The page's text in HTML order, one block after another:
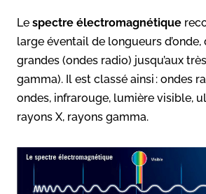
Le spectre électromagnétique
large éventail de longueurs
grandes (ondes radio) jusqu’aux
gamma). Il est classé ainsi : ondes
ondes, infrarouge, lumière visible,
rayons X, rayons gamma.